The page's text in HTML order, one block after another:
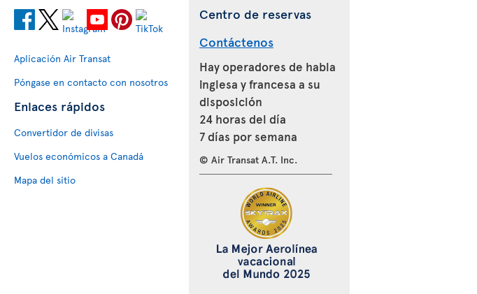
Aplicación Air Transat
Póngase en contacto con nosotros
Enlaces rápidos
Convertidor de divisas
Vuelos económicos a Canadá
Mapa del sitio
Centro de reservas
Contáctenos
Hay operadores de habla
inglesa y francesa a su
disposición
24 horas del día
7 días por semana
© Air Transat A.T. Inc.